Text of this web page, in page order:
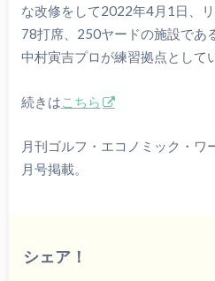
な改修をして2022年4月1日、
78打席、250ヤードの施設であ
中村寅吉プロが練習拠点として
続きはこちら
月刊ゴルフ・エコノミック・
月号掲載。
シェア！